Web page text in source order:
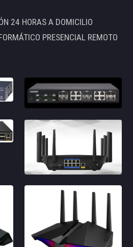
24 HORAS A DOMICILIO
PRESENCIAL REMOTO